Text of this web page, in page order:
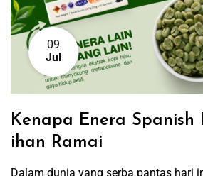
09
Jul
Kenapa Enera Spanish
ihan Ramai
Dalam dunia yang serba pantas hari